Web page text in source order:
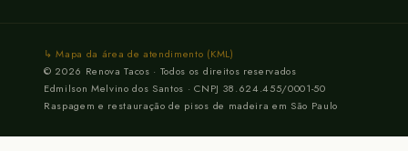
↳ Mapa da área de atendimento (KML)
© 2026 Renova Tacos · Todos os direitos reservados
Edmilson Melvino dos Santos · CNPJ 38.624.455/0001-50
Raspagem e restauração de pisos de madeira em São Paulo